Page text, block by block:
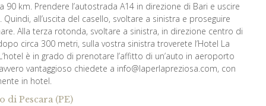
90 km. Prendere l’autostrada A14 in direzione di Bari e uscire
all’uscita del casello, svoltare a sinistra e proseguire
Alla terza rotonda, svoltare a sinistra, in direzione centro di
circa 300 metri, sulla vostra sinistra troverete l’Hotel La
è in grado di prenotare l’affitto di un’auto in aeroporto
vantaggioso chiedete a info@laperlapreziosa.com, con
in hotel.
di Pescara (PE)